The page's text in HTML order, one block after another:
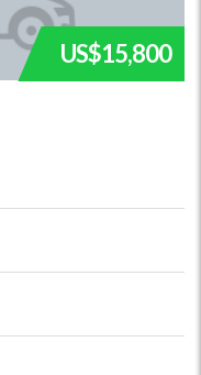
US$15,800